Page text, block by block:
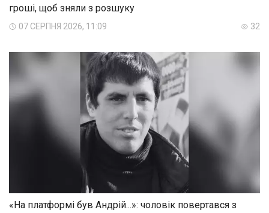
гроші, щоб зняли з розшуку
07 СЕРПНЯ 2026, 11:09 32
«На платформі був Андрій...»: чоловік повертався з